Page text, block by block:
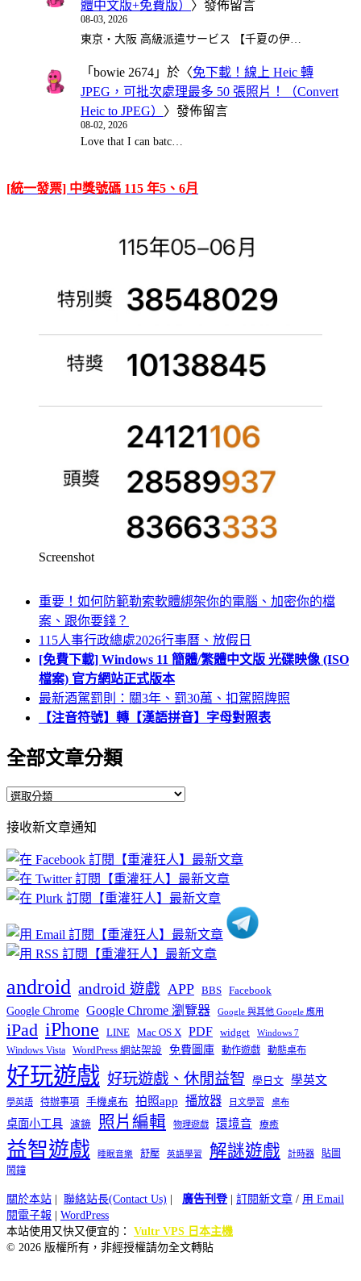
體中文版+免費版） 〉發佈留言
08-03, 2026
東京・大阪 高級派遣サービス 【千夏の伊…
「 bowie 2674 」於〈免下載！線上 Heic 轉
JPEG，可批次處理最多 50 張照片！（Convert
Heic to JPEG） 〉發佈留言
08-02, 2026
Love that I can batc…
[統一發票] 中獎號碼 115 年5、6月
Screenshot
重要！如何防範勒索軟體綁架你的電腦、加密你的檔
案、跟你要錢？
115人事行政總處2026行事曆、放假日
[免費下載] Windows 11 簡體/繁體中文版 光碟映像 (ISO
檔案) 官方網站正式版本
最新酒駕罰則：關3年、罰30萬、扣駕照牌照
【注音符號】轉【漢語拼音】字母對照表
全部文章分類
全
文
章
分
類
接收新文章通知
android android 遊戲 APP BBS Facebook
Google Chrome Google Chrome 瀏覽器 Google 與其他 Google 應用
iPad iPhone LINE Mac OS X PDF widget Windows 7
Windows Vista WordPress 網站架設 免費圖庫 動作遊戲 動態桌布
好玩遊戲 好玩遊戲、休閒益智 學日文 學英文
學英語 待辦事項 手機桌布 拍照app 播放器 日文學習 桌布
桌面小工具 濾鏡 照片編輯 物理遊戲 環境音 療癒
益智遊戲 睡眠音樂 舒壓 英語學習 解謎遊戲 計時器
貼圖
鬧鐘
關於本站 聯絡站長(Contact Us) 廣告刊登| 訂閱新文章 / 用 Email
閱電子報
WordPress
本站使用又快又便宜的： Vultr VPS 日本主機
© 2026 版權所有，非經授權請勿全文轉貼